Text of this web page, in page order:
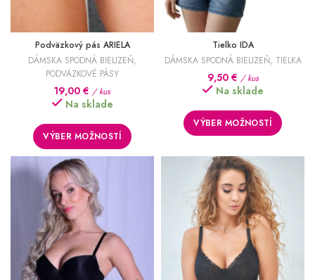
Podväzkový pás ARIELA
DÁMSKA SPODNÁ BIELIZEŇ,
PODVÄZKOVÉ PÁSY
19,00 € / kus
Na sklade
VÝBER MOŽNOSTÍ
Tielko IDA
DÁMSKA SPODNÁ BIELIZEŇ, TIELKA
9,50 € / kus
Na sklade
VÝBER MOŽNOSTÍ